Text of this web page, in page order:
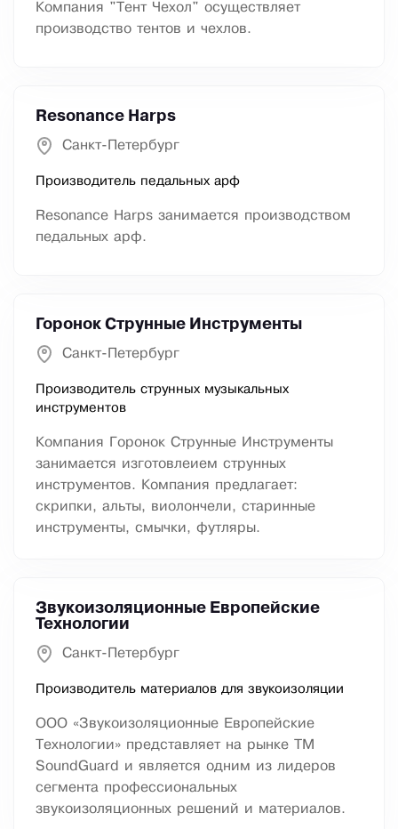
Компания "Тент Чехол" осуществляет
производство тентов и чехлов.
Resonance Harps
Санкт-Петербург
Производитель педальных арф
Resonance Harps занимается производством
педальных арф.
Горонок Струнные Инструменты
Санкт-Петербург
Производитель струнных музыкальных
инструментов
Компания Горонок Струнные Инструменты
занимается изготовлеием струнных
инструментов. Компания предлагает:
скрипки, альты, виолончели, старинные
инструменты, смычки, футляры.
Звукоизоляционные Европейские
Технологии
Санкт-Петербург
Производитель материалов для звукоизоляции
ООО «Звукоизоляционные Европейские
Технологии» представляет на рынке ТМ
SoundGuard и является одним из лидеров
сегмента профессиональных
звукоизоляционных решений и материалов.